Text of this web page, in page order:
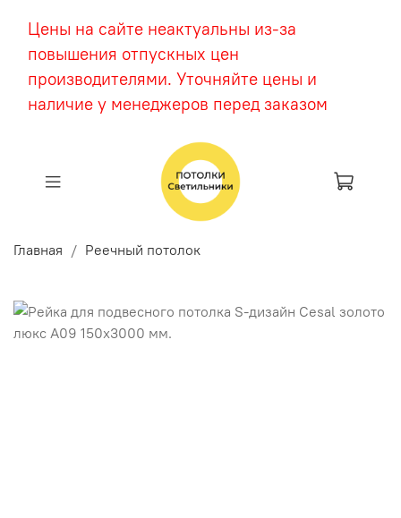
Цены на сайте неактуальны из-за
повышения отпускных цен
производителями. Уточняйте цены и
наличие у менеджеров перед заказом
Главная Реечный потолок